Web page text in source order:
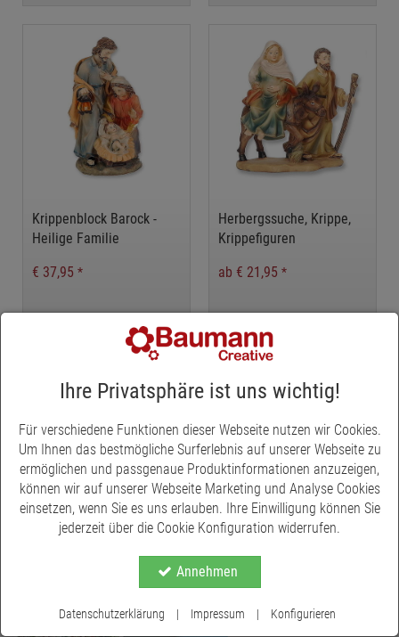
Krippenblock Barock -
Heilige Familie
€ 37,95 *
Herbergssuche, Krippe,
Krippefiguren
ab € 21,95 *
« 1 »
Krippenblöcke günstig online kaufen
Jetzt Krippenblöcke im Online Shop von Baumann Creative kaufen
▶ Schneller und günstiger Versand ✓ Hochwertige Qualität ✓
Ihre Privatsphäre ist uns wichtig!
Für verschiedene Funktionen dieser Webseite nutzen wir Cookies.
Um Ihnen das bestmögliche Surferlebnis auf unserer Webseite zu
ermöglichen und passgenaue Produktinformationen anzuzeigen,
können wir auf unserer Webseite Marketing und Analyse Cookies
einsetzen, wenn Sie es uns erlauben. Ihre Einwilligung können Sie
jederzeit über die Cookie Konfiguration widerrufen.
Annehmen
Datenschutzerklärung | Impressum | Konfigurieren